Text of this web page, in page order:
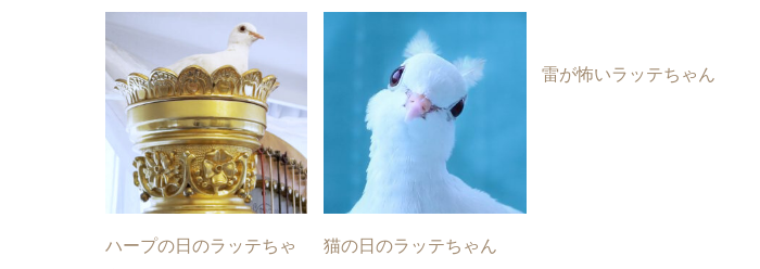
ハープの日のラッテちゃ
猫の日のラッテちゃん
雷が怖いラッテちゃん